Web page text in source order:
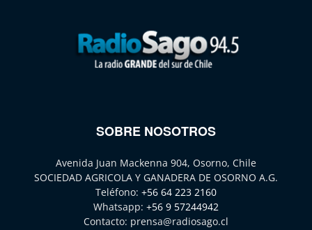
SOBRE NOSOTROS
Avenida Juan Mackenna 904, Osorno, Chile
SOCIEDAD AGRICOLA Y GANADERA DE OSORNO A.G.
Teléfono: +56 64 223 2160
Whatsapp: +56 9 57244942
Contacto: prensa@radiosago.cl